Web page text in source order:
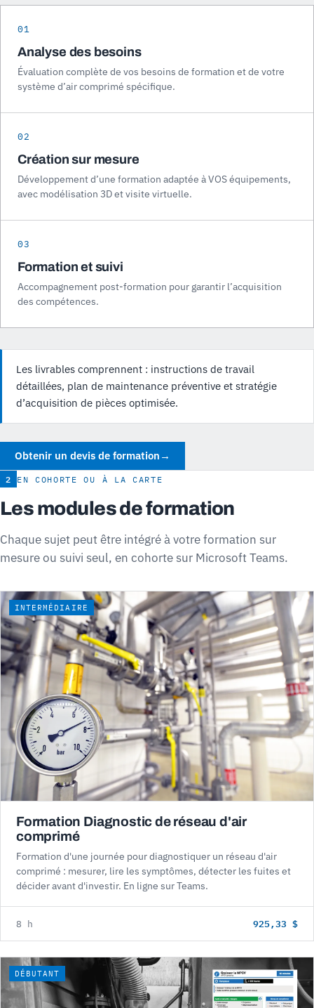
01
Analyse des besoins
Évaluation complète de vos besoins de formation et de votre
système d’air comprimé spécifique.
02
Création sur mesure
Développement d’une formation adaptée à VOS équipements,
avec modélisation 3D et visite virtuelle.
03
Formation et suivi
Accompagnement post-formation pour garantir l’acquisition
des compétences.
Les livrables comprennent : instructions de travail
détaillées, plan de maintenance préventive et stratégie
d’acquisition de pièces optimisée.
Obtenir un devis de formation →
2 EN COHORTE OU À LA CARTE
Les modules de formation
Chaque sujet peut être intégré à votre formation sur
mesure ou suivi seul, en cohorte sur Microsoft Teams.
INTERMÉDIAIRE
Formation Diagnostic de réseau d'air
comprimé
Formation d'une journée pour diagnostiquer un réseau d'air
comprimé : mesurer, lire les symptômes, détecter les fuites et
décider avant d'investir. En ligne sur Teams.
8 h 925,33 $
DÉBUTANT